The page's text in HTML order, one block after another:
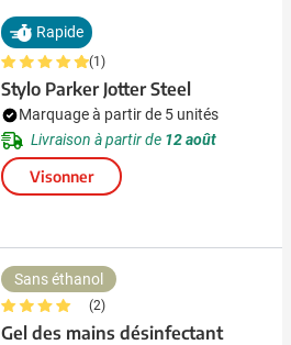
Rapide
(1)
Stylo Parker Jotter Steel
Marquage à partir de 5 unités
Livraison à partir de 12 août
Visonner
Sans éthanol
(2)
Gel des mains désinfectant